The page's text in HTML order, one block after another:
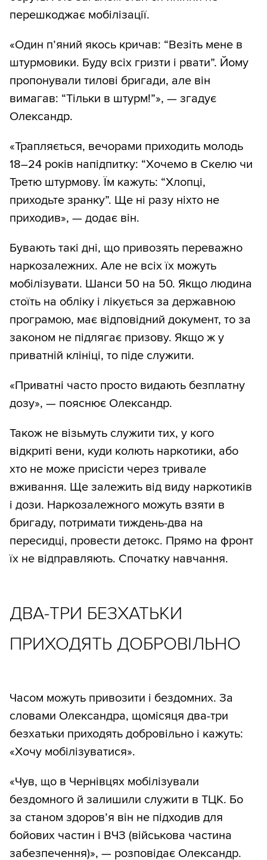
перешкоджає мобілізації.
«Один п’яний якось кричав: “Везіть мене в
штурмовики. Буду всіх гризти і рвати”. Йому
пропонували тилові бригади, але він
вимагав: “Тільки в штурм!”», — згадує
Олександр.
«Трапляється, вечорами приходить молодь
18–24 років напідпитку: “Хочемо в Скелю чи
Третю штурмову. Їм кажуть: “Хлопці,
приходьте зранку”. Ще ні разу ніхто не
приходив», — додає він.
Бувають такі дні, що привозять переважно
наркозалежних. Але не всіх їх можуть
мобілізувати. Шанси 50 на 50. Якщо людина
стоїть на обліку і лікується за державною
програмою, має відповідний документ, то за
законом не підлягає призову. Якщо ж у
приватній клініці, то піде служити.
«Приватні часто просто видають безплатну
дозу», — пояснює Олександр.
Також не візьмуть служити тих, у кого
відкриті вени, куди колють наркотики, або
хто не може присісти через тривале
вживання. Ще залежить від виду наркотиків
і дози. Наркозалежного можуть взяти в
бригаду, потримати тиждень-два на
пересидці, провести детокс. Прямо на фронт
їх не відправляють. Спочатку навчання.
ДВА-ТРИ БЕЗХАТЬКИ
ПРИХОДЯТЬ ДОБРОВІЛЬНО
Часом можуть привозити і бездомних. За
словами Олександра, щомісяця два-три
безхатьки приходять добровільно і кажуть:
«Хочу мобілізуватися».
«Чув, що в Чернівцях мобілізували
бездомного й залишили служити в ТЦК. Бо
за станом здоров’я він не підходив для
бойових частин і ВЧЗ (військова частина
забезпечення)», — розповідає Олександр.